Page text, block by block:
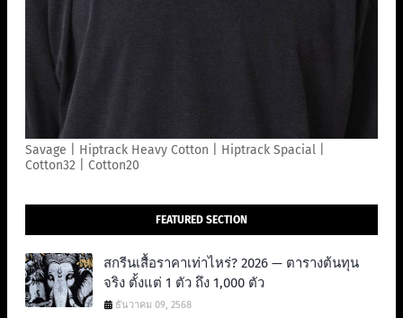
Savage | Hiptrack Heavy Cotton | Hiptrack Spacial |
Cotton32 | Cotton20
FEATURED SECTION
สกรีนเสื้อราคาเท่าไหร่? 2026 — ตารางต้นทุน
จริง ตั้งแต่ 1 ตัว ถึง 1,000 ตัว
ธันวาคม 09, 2568